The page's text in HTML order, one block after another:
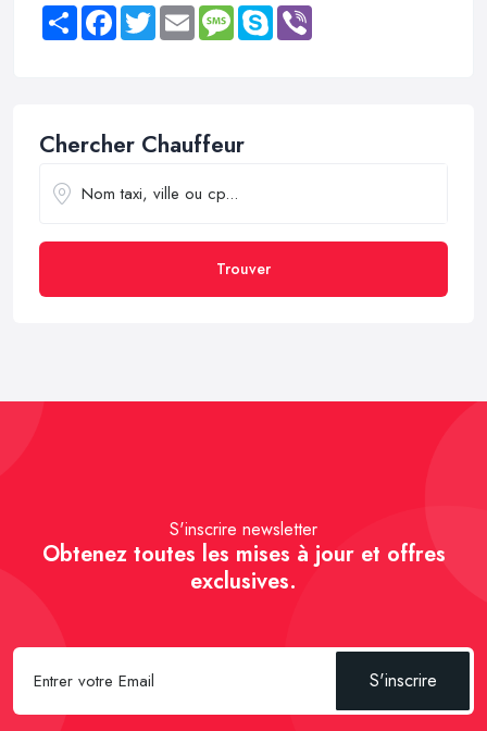
Share FacebookTwitter Email MessageSkype
Chercher Chauffeur
Trouver
S'inscrire newsletter
Obtenez toutes les mises à jour et offres
exclusives.
S'inscrire